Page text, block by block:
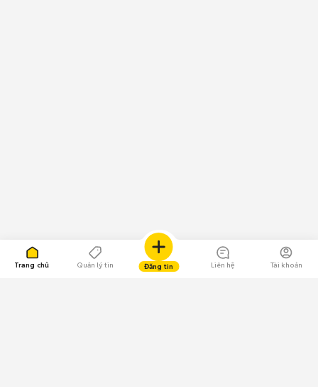
Trang chủ Quản lý tin Đăng tin Liên hệ Tài khoản